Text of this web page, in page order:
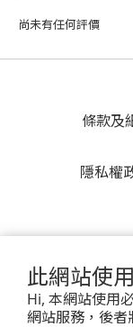
此網站使
Hi, 本網站使用
網站服務，後者
尚未有任何評價
條款及
隱私權